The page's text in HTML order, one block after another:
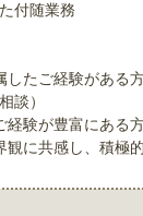
付随業務
したご経験がある
談）
経験が豊富にある
観に共感し、積極